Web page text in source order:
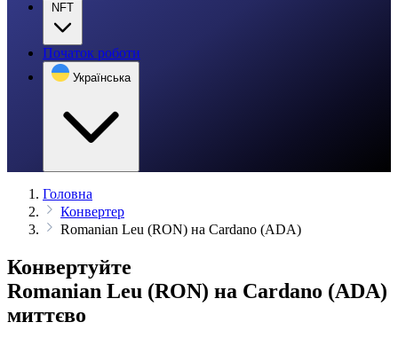
NFT
Початок роботи
Українська
Головна
Конвертер
Romanian Leu (RON) на Cardano (ADA)
Конвертуйте
Romanian Leu (RON) на Cardano (ADA)
миттєво